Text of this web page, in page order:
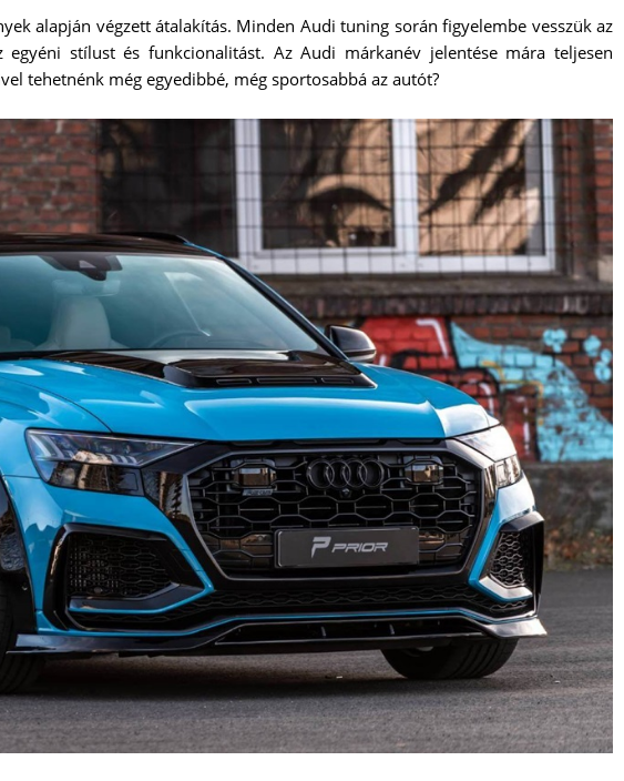
alapján végzett átalakítás. Minden Audi tuning során figyelembe vesszük az
stílust és funkcionalitást. Az Audi márkanév jelentése mára teljesen
tehetnénk még egyedibbé, még sportosabbá az autót?